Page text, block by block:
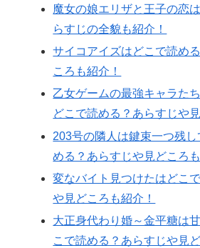
魔女の娘エリザと王子の恋
らすじの全貌も紹介！
サイコアイズはどこで読め
ころも紹介！
乙女ゲームの最強キャラた
どこで読める？あらすじや
203号の隣人は鍵束一つ残
める？あらすじや見どころ
変なバイト見つけたはどこ
や見どころも紹介！
大正身代わり婚～金平糖は
こで読める？あらすじや見